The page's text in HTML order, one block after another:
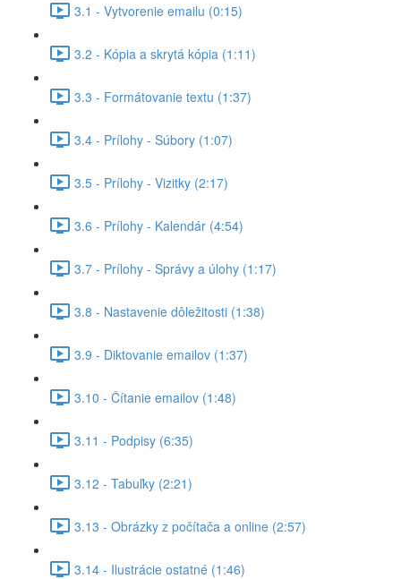
3.1 - Vytvorenie emailu (0:15)
3.2 - Kópia a skrytá kópia (1:11)
3.3 - Formátovanie textu (1:37)
3.4 - Prílohy - Súbory (1:07)
3.5 - Prílohy - Vizitky (2:17)
3.6 - Prílohy - Kalendár (4:54)
3.7 - Prílohy - Správy a úlohy (1:17)
3.8 - Nastavenie dôležitosti (1:38)
3.9 - Diktovanie emailov (1:37)
3.10 - Čítanie emailov (1:48)
3.11 - Podpisy (6:35)
3.12 - Tabuľky (2:21)
3.13 - Obrázky z počítača a online (2:57)
3.14 - Ilustrácie ostatné (1:46)